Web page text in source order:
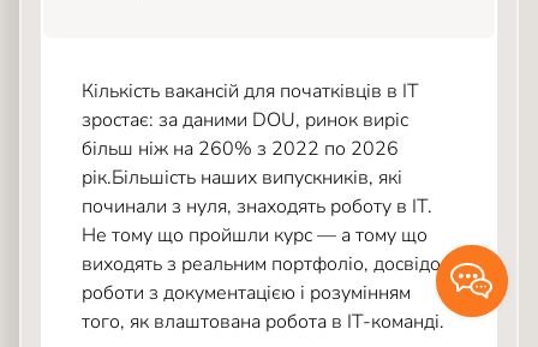
Кількість вакансій для початківців в IT
зростає: за даними DOU, ринок виріс
більш ніж на 260% з 2022 по 2026
рік.Більшість наших випускників, які
починали з нуля, знаходять роботу в ІТ.
Не тому що пройшли курс — а тому що
виходять з реальним портфоліо, досвідом
роботи з документацією і розумінням
того, як влаштована робота в ІТ-команді.